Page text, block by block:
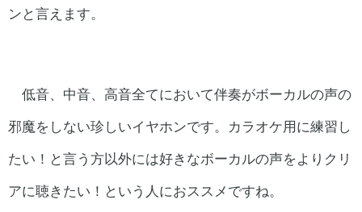
ンと言えます。
低音、中音、高音全てにおいて伴奏がボーカルの声の
邪魔をしない珍しいイヤホンです。カラオケ用に練習し
たい！と言う方以外には好きなボーカルの声をよりクリ
アに聴きたい！という人におススメですね。